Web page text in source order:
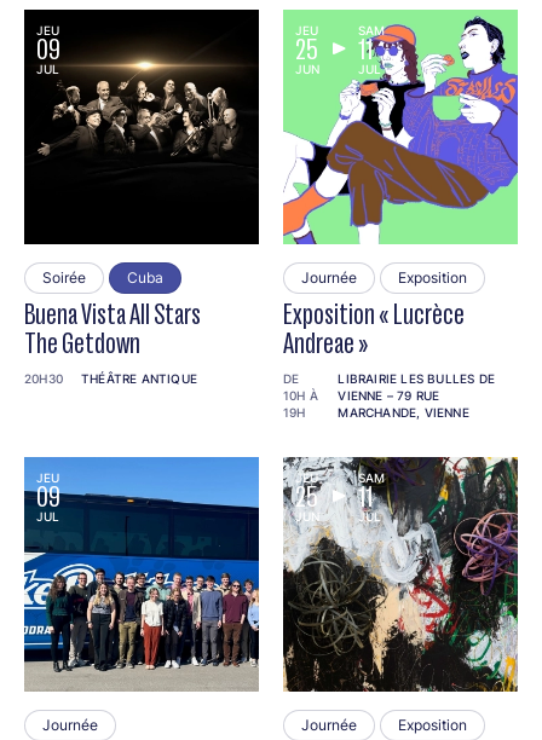
JEU
09
JUL
Soirée Cuba
Buena Vista All Stars
The Getdown
20H30 THÉÂTRE ANTIQUE
JEU
25
JUN
SAM
11
JUL
Journée Exposition
Exposition « Lucrèce
Andreae »
DE
10H À
19H
LIBRAIRIE LES BULLES DE
VIENNE – 79 RUE
MARCHANDE, VIENNE
JEU
09
JUL
Journée
JEU
25
JUN
SAM
11
JUL
Journée Exposition